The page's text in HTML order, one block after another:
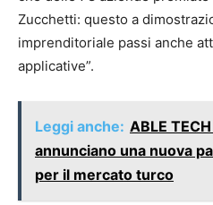
Zucchetti: questo a
imprenditoriale passi anche
applicative”.
Leggi anche: ABLE
annunciano una nuova
per il mercato turco